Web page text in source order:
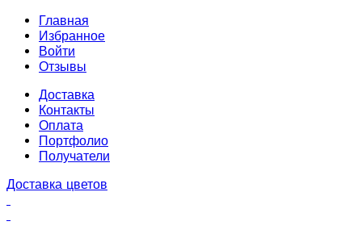
Главная
Избранное
Войти
Отзывы
Доставка
Контакты
Оплата
Портфолио
Получатели
Доставка цветов